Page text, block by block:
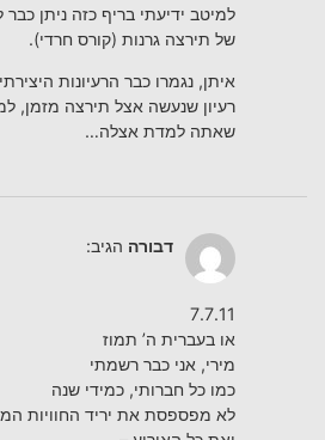
למיטב ידיעתי בריף כזה ניתן כבר
של תירצה גרנות (קורס חרדי).
איתן, נגמרו כבר הרעיונות
רעיון שנעשה אצל תירצה מזמן, למשל
שאתה למדת אצלה…
דבורה הגיב:
או בעברית ה’ תמוז
מירי, אני כבר רשמתי
כמו כל חברותי, כמידי שנה
לא מפספסת את יריד החוויות